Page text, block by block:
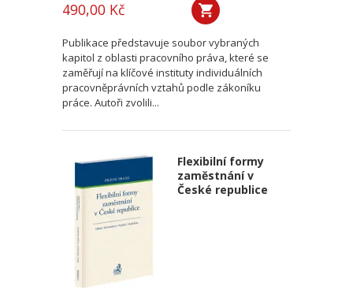
490,00 Kč
Publikace představuje soubor vybraných
kapitol z oblasti pracovního práva, které se
zaměřují na klíčové instituty individuálních
pracovněprávních vztahů podle zákoníku
práce. Autoři zvolili...
Flexibilní formy
zaměstnání v
České republice